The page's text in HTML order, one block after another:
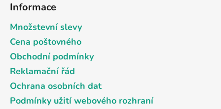
Informace
Množstevní slevy
Cena poštovného
Obchodní podmínky
Reklamační řád
Ochrana osobních dat
Podmínky užití webového rozhraní